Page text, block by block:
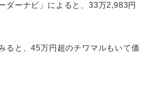
ダーナビ」によると、33万2,983円
ると、45万円超のチワマルもいて価